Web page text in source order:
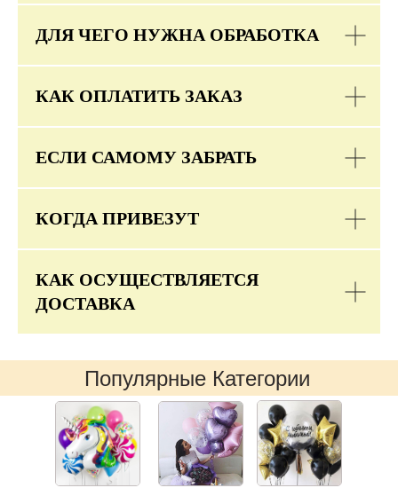
ДЛЯ ЧЕГО НУЖНА ОБРАБОТКА
КАК ОПЛАТИТЬ ЗАКАЗ
ЕСЛИ САМОМУ ЗАБРАТЬ
КОГДА ПРИВЕЗУТ
КАК ОСУЩЕСТВЛЯЕТСЯ
ДОСТАВКА
Популярные Категории